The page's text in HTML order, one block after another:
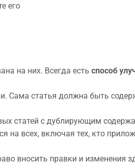
его
на них. Всегда есть способ
Сама статья должна быть
статей с дублирующим
на всех, включая тех, кто
вносить правки и изменения